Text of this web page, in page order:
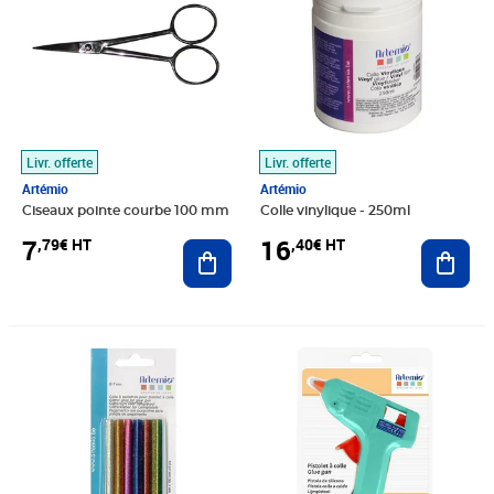
Livr. offerte
Artémio
Ciseaux pointe courbe 100 mm
7,79€ HT Ajouter au panier
Livr. offerte
Artémio
Colle vinylique - 250ml
16,40€ HT
Prix 4,72€ HT Prix 11,28€ HT